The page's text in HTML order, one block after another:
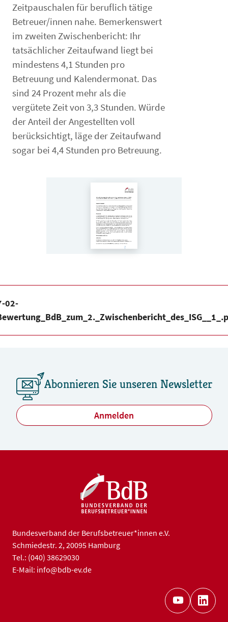
Zeitpauschalen für beruflich tätige
Betreuer/innen nahe. Bemerkenswert
im zweiten Zwischenbericht: Ihr
tatsächlicher Zeitaufwand liegt bei
mindestens 4,1 Stunden pro
Betreuung und Kalendermonat. Das
sind 24 Prozent mehr als die
vergütete Zeit von 3,3 Stunden. Würde
der Anteil der Angestellten voll
berücksichtigt, läge der Zeitaufwand
sogar bei 4,4 Stunden pro Betreuung.
02-
Abonnieren Sie unseren Newsletter
Anmelden
Bundesverband der Berufsbetreuer*innen e.V.
Schmiedestr. 2, 20095 Hamburg
Tel.: (040) 38629030
E-Mail: info@bdb-ev.de